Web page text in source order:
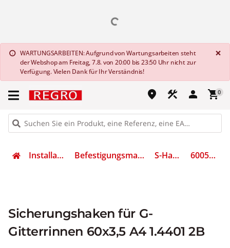
info WARTUNGSARBEITEN: Aufgrund von Wartungsarbeiten steht
der Webshop am Freitag, 7.8. von 20:00 bis 23:50 Uhr nicht zur
Verfügung. Vielen Dank für Ihr Verständnis!
×
place construction person shopping_cart0
Installation Befestigungsmaterial S-Haken 6005650
Sicherungshaken für G-
Gitterrinnen 60x3,5 A4 1.4401 2B